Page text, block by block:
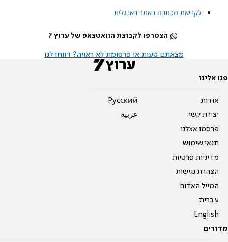
לקריאת הכתבה באתר באנגלית
הצטרפו לקבוצת הוואטצאפ של ערוץ 7
מצאתם טעות או פרסומת לא ראויה? דווחו לנו
פנו אלינו
אודות
יצירת קשר
פרסמו אצלנו
תנאי שימוש
מדיניות פרטיות
הצהרת נגישות
המייל האדום
עברית
English
Pусский
عربية
מדורים